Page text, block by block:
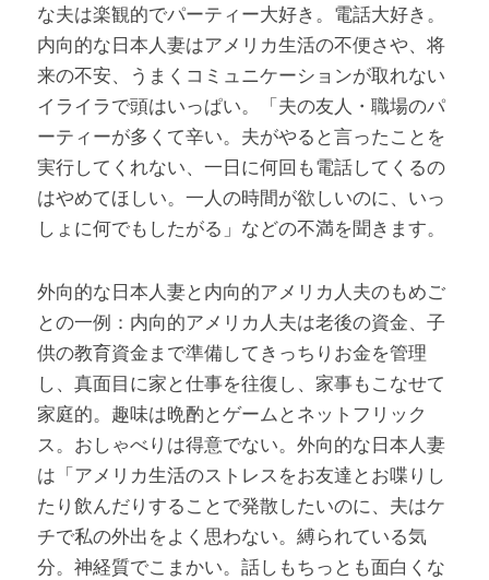
な夫は楽観的でパーティー大好き。電話大好き。
内向的な日本人妻はアメリカ生活の不便さや、将
来の不安、うまくコミュニケーションが取れない
イライラで頭はいっぱい。「夫の友人・職場のパ
ーティーが多くて辛い。夫がやると言ったことを
実行してくれない、一日に何回も電話してくるの
はやめてほしい。一人の時間が欲しいのに、いっ
しょに何でもしたがる」などの不満を聞きます。
外向的な日本人妻と内向的アメリカ人夫のもめご
との一例：内向的アメリカ人夫は老後の資金、子
供の教育資金まで準備してきっちりお金を管理
し、真面目に家と仕事を往復し、家事もこなせて
家庭的。趣味は晩酌とゲームとネットフリック
ス。おしゃべりは得意でない。外向的な日本人妻
は「アメリカ生活のストレスをお友達とお喋りし
たり飲んだりすることで発散したいのに、夫はケ
チで私の外出をよく思わない。縛られている気
分。神経質でこまかい。話しもちっとも面白くな